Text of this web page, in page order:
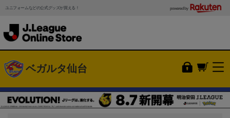
ユニフォームなどの公式グッズが買える！ powered by
ベガルタ仙台